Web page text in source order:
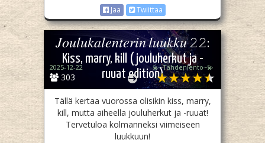
Jaa
Twiittaa
𝐽𝑜𝑢𝑙𝑢𝑘𝑎𝑙𝑒𝑛𝑡𝑒𝑟𝑖𝑛 𝑙𝑢𝑢𝑘𝑘𝑢 𝟸𝟸:
Kiss, marry, kill (jouluherkut ja -
ruuat edition)
303
2025-12-22 💫~Tähdenlento~💫
Tällä kertaa vuorossa olisikin kiss, marry,
kill, mutta aiheella jouluherkut ja -ruuat!
Tervetuloa kolmanneksi viimeiseen
luukkuun!